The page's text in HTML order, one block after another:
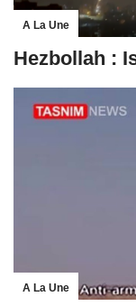
A La Une
Hezbollah :
A La Une